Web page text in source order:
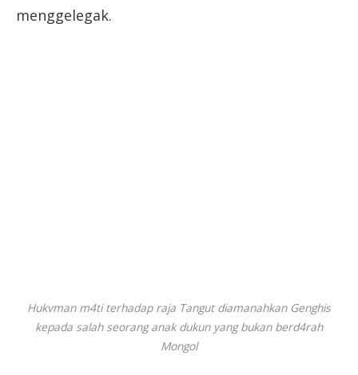
menggelegak.
Hukvman m4ti terhadap raja Tangut diamanahkan Genghis
kepada salah seorang anak dukun yang bukan berd4rah
Mongol